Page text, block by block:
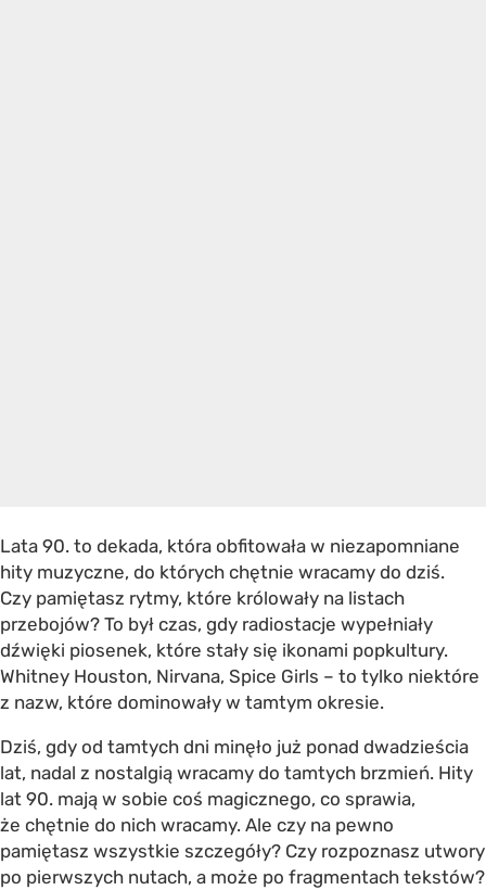
Lata 90. to dekada, która obfitowała w niezapomniane
hity muzyczne, do których chętnie wracamy do dziś.
Czy pamiętasz rytmy, które królowały na listach
przebojów? To był czas, gdy radiostacje wypełniały
dźwięki piosenek, które stały się ikonami popkultury.
Whitney Houston, Nirvana, Spice Girls – to tylko niektóre
z nazw, które dominowały w tamtym okresie.
Dziś, gdy od tamtych dni minęło już ponad dwadzieścia
lat, nadal z nostalgią wracamy do tamtych brzmień. Hity
lat 90. mają w sobie coś magicznego, co sprawia,
że chętnie do nich wracamy. Ale czy na pewno
pamiętasz wszystkie szczegóły? Czy rozpoznasz utwory
po pierwszych nutach, a może po fragmentach tekstów?